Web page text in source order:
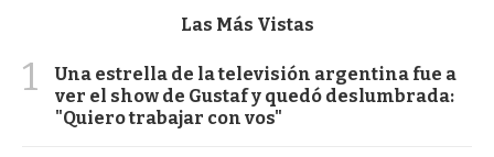
Las Más Vistas
1
Una estrella de la televisión argentina fue a
ver el show de Gustaf y quedó deslumbrada:
"Quiero trabajar con vos"